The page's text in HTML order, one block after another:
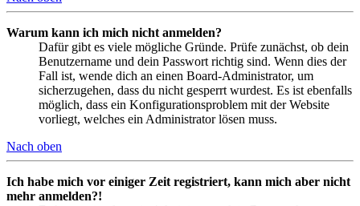
Warum kann ich mich nicht anmelden?
Dafür gibt es viele mögliche Gründe. Prüfe zunächst, ob dein
Benutzername und dein Passwort richtig sind. Wenn dies der
Fall ist, wende dich an einen Board-Administrator, um
sicherzugehen, dass du nicht gesperrt wurdest. Es ist ebenfalls
möglich, dass ein Konfigurationsproblem mit der Website
vorliegt, welches ein Administrator lösen muss.
Nach oben
Ich habe mich vor einiger Zeit registriert, kann mich aber nicht
mehr anmelden?!